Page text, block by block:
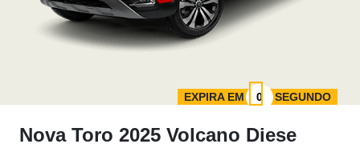
EXPIRA EM SEGUNDO
Nova Toro 2025 Volcano Diese